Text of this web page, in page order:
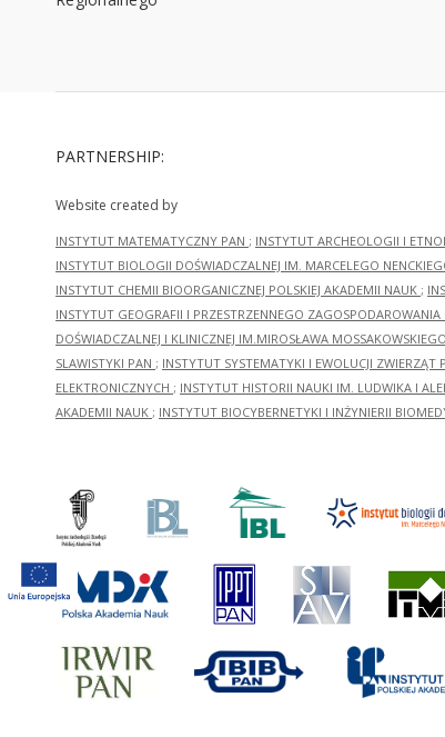
PARTNERSHIP:
Website created by
INSTYTUT MATEMATYCZNY PAN ; INSTYTUT ARCHEOLOGII I
INSTYTUT BIOLOGII DOŚWIADCZALNEJ IM. MARCELEGO
INSTYTUT CHEMII BIOORGANICZNEJ POLSKIEJ AKADEMII NAUK ;
INSTYTUT GEOGRAFII I PRZESTRZENNEGO ZAGOSPODAROWANIA
DOŚWIADCZALNEJ I KLINICZNEJ IM.MIROSŁAWA
SLAWISTYKI PAN ; INSTYTUT SYSTEMATYKI I EWOLUCJI ZWIERZĄT
ELEKTRONICZNYCH ; INSTYTUT HISTORII NAUKI IM. LUDWIKA I
AKADEMII NAUK ; INSTYTUT BIOCYBERNETYKI I INŻYNIERII